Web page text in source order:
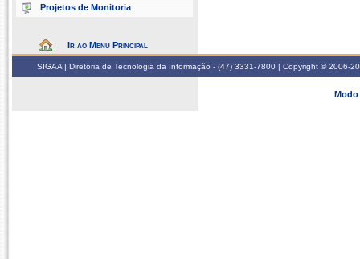
Projetos de Monitoria
Ir ao Menu Principal
SIGAA | Diretoria de Tecnologia da Informação - (47) 3331-7800 | Copyright © 2006-
Modo